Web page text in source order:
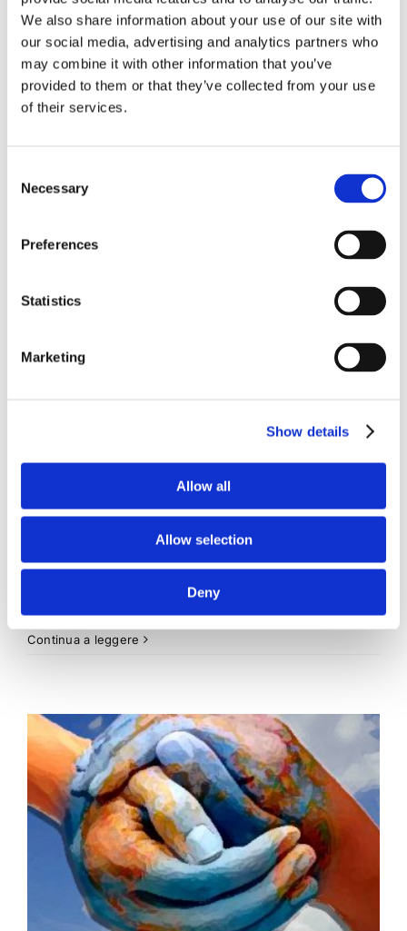
We also share information about your use of our site with
our social media, advertising and analytics partners who
may combine it with other information that you’ve
provided to them or that they’ve collected from your use
of their services.
Selection
Necessary
Preferences
Statistics
Marketing
Show details
Allow all
Allow selection
Deny
Dichiarazione dei
redditi: errore non
è sempre evasione
Con la sentenza n. 6869/2017 la Cassazione ha
precisato che, trattandosi di dichiarazione di
scienza, l'eventuale errore è emendabile
Diritto Penale
Commenti
Continua a leggere